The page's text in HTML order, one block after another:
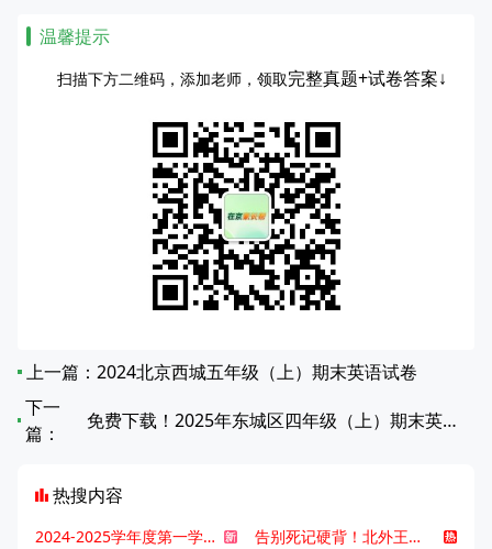
温馨提示
扫描下方二维码，添加老师，领取完整真题+试卷答案↓
上一篇： 2024北京西城五年级（上）期末英语试卷
下一
篇：
免费下载！2025年东城区四年级（上）期末英语真题试卷
热搜内容
2024-2025学年度第一学期北京各区期末考试真题试卷汇总
告别死记硬背！北外王牌精读词汇课，帮孩子突破英语词汇难关